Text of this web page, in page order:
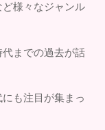
様々なジャンル
までの過去が話
も注目が集まっ